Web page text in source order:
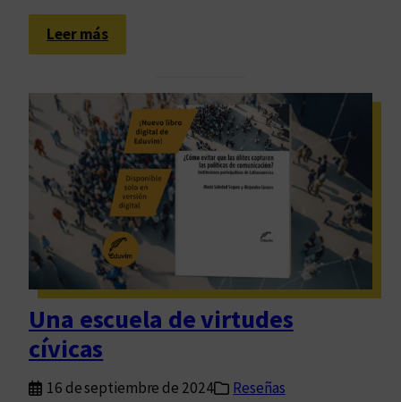
a
l
a
c
e
p
c
i
ó
n
d
e
m
u
Leer más:
E
v
i
m
i
n
v
i
t
a
a
r
Una escuela de virtudes
cívicas
16 de septiembre de 2024
Reseñas